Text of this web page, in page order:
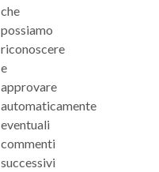
che
possiamo
riconoscere
e
approvare
automaticamente
eventuali
commenti
successivi